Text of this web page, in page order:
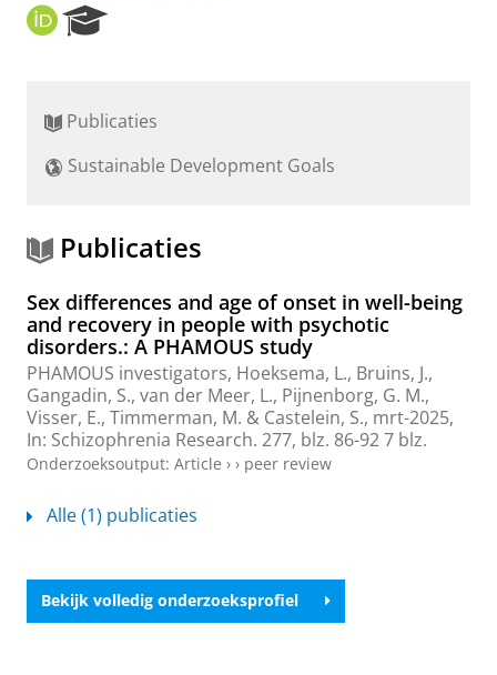
O
R
r
h
r
t
l
Publicaties
Sustainable Development Goals
Publicaties
Sex differences and age of onset in well-being
and recovery in people with psychotic
disorders.: A PHAMOUS study
PHAMOUS investigators, Hoeksema, L., Bruins, J.,
Gangadin, S., van der Meer, L., Pijnenborg, G. M.,
Visser, E., Timmerman, M. & Castelein, S., mrt-2025,
In: Schizophrenia Research. 277, blz. 86-927 blz.
Onderzoeksoutput: Article › › peer review
Alle (1) publicaties
Bekijk volledig onderzoeksprofiel